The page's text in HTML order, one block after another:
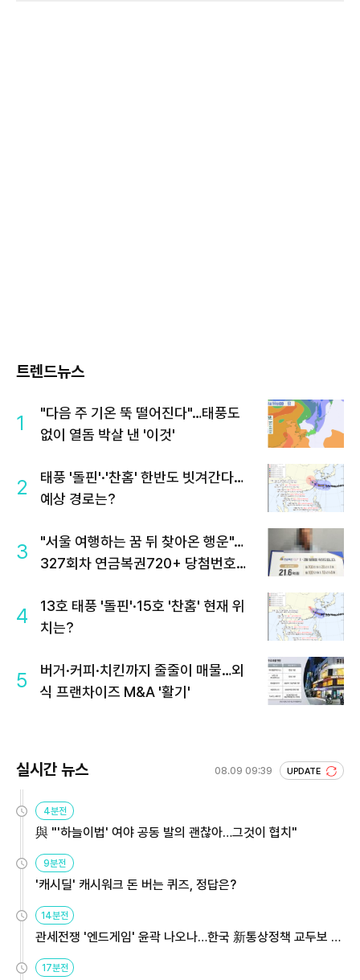
트렌드뉴스
1
"다음 주 기온 뚝 떨어진다"…태풍도
없이 열돔 박살 낸 '이것'
2
태풍 '돌핀'·'찬홈' 한반도 빗겨간다…
예상 경로는?
3
"서울 여행하는 꿈 뒤 찾아온 행운"…
327회차 연금복권720+ 당첨번호조
4
13호 태풍 '돌핀'·15호 '찬홈' 현재 위
치는?
5
버거·커피·치킨까지 줄줄이 매물…외
식 프랜차이즈 M&A '활기'
실시간 뉴스 08.09 09:39 UPDATE
4분전
與 "'하늘이법' 여야 공동 발의 괜찮아…그것이 협치"
9분전
'캐시딜' 캐시워크 돈 버는 퀴즈, 정답은?
14분전
관세전쟁 '엔드게임' 윤곽 나오나…한국 新통상정책 교두보 활
용해야
17분전